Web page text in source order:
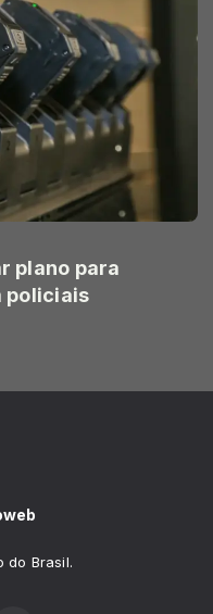
plano para
policiais
do Brasil.